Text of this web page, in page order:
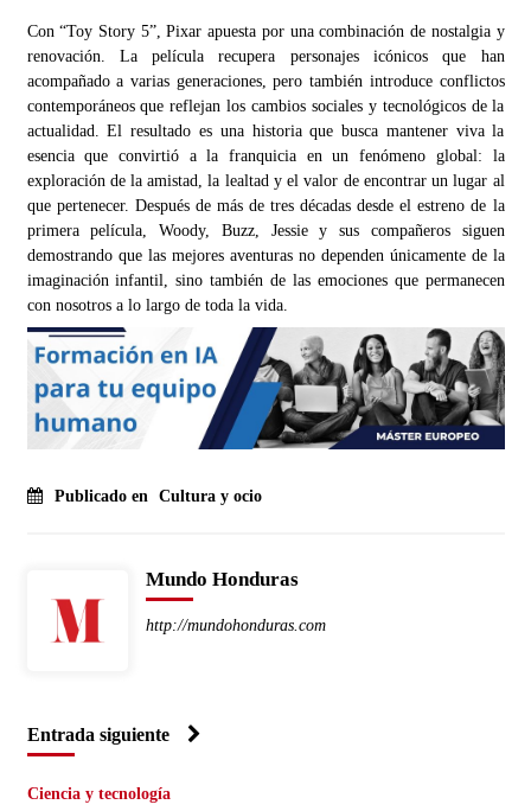
Con “Toy Story 5”, Pixar apuesta por una combinación de nostalgia y
renovación. La película recupera personajes icónicos que han
acompañado a varias generaciones, pero también introduce conflictos
contemporáneos que reflejan los cambios sociales y tecnológicos de la
actualidad. El resultado es una historia que busca mantener viva la
esencia que convirtió a la franquicia en un fenómeno global: la
exploración de la amistad, la lealtad y el valor de encontrar un lugar al
que pertenecer. Después de más de tres décadas desde el estreno de la
primera película, Woody, Buzz, Jessie y sus compañeros siguen
demostrando que las mejores aventuras no dependen únicamente de la
imaginación infantil, sino también de las emociones que permanecen
con nosotros a lo largo de toda la vida.
Publicado en Cultura y ocio
Mundo Honduras
http://mundohonduras.com
Entrada siguiente
Ciencia y tecnología